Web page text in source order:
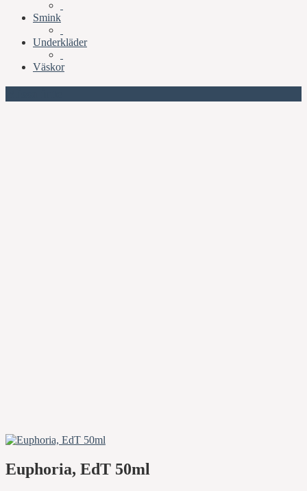
Smink
Underkläder
Väskor
Euphoria, EdT 50ml